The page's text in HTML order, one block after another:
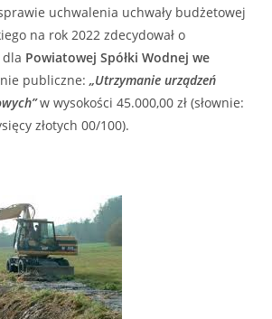
uchwalenia uchwały budżetowej
na rok 2022 zdecydował o
Powiatowej Spółki Wodnej we
publiczne:„Utrzymanie urządzeń
w wysokości 45.000,00 zł (słownie:
złotych 00/100).